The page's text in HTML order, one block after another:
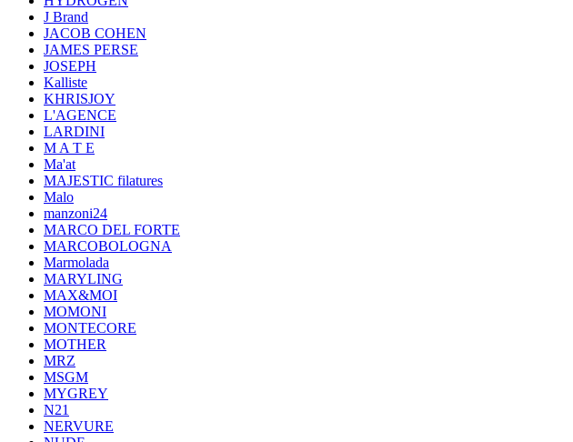
J Brand
JACOB COHEN
JAMES PERSE
JOSEPH
Kalliste
KHRISJOY
L'AGENCE
LARDINI
M A T E
Ma'at
MAJESTIC filatures
Malo
manzoni24
MARCO DEL FORTE
MARCOBOLOGNA
Marmolada
MARYLING
MAX&MOI
MOMONI
MONTECORE
MOTHER
MRZ
MSGM
MYGREY
N21
NERVURE